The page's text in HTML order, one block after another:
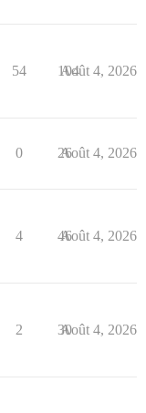
54 104
Août 4, 2026
0 26
Août 4, 2026
4 46
Août 4, 2026
2 30
Août 4, 2026